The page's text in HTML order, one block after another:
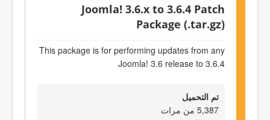
Joomla! 3.6.x to 3.6.4 Patch
Package (.tar.gz)
This package is for performing updates from any
Joomla! 3.6 release to 3.6.4
تم التحميل
5,387 من مرات